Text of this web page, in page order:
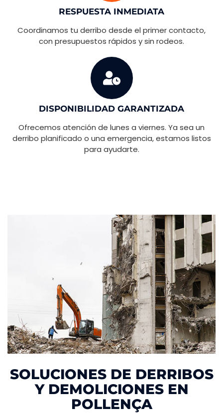
RESPUESTA INMEDIATA
Coordinamos tu derribo desde el primer contacto,
con presupuestos rápidos y sin rodeos.
DISPONIBILIDAD GARANTIZADA
Ofrecemos atención de lunes a viernes. Ya sea un
derribo planificado o una emergencia, estamos listos
para ayudarte.
SOLUCIONES DE DERRIBOS
Y DEMOLICIONES EN
POLLENÇA